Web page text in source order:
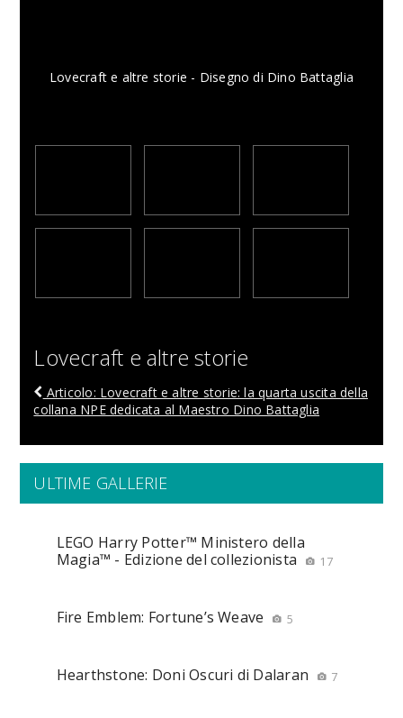
Lovecraft e altre storie - Disegno di Dino Battaglia
Lovecraft e altre storie
Articolo: Lovecraft e altre storie: la quarta uscita della
collana NPE dedicata al Maestro Dino Battaglia
ULTIME GALLERIE
LEGO Harry Potter™ Ministero della
Magia™ - Edizione del collezionista
17
Fire Emblem: Fortune’s Weave 5
Hearthstone: Doni Oscuri di Dalaran 7